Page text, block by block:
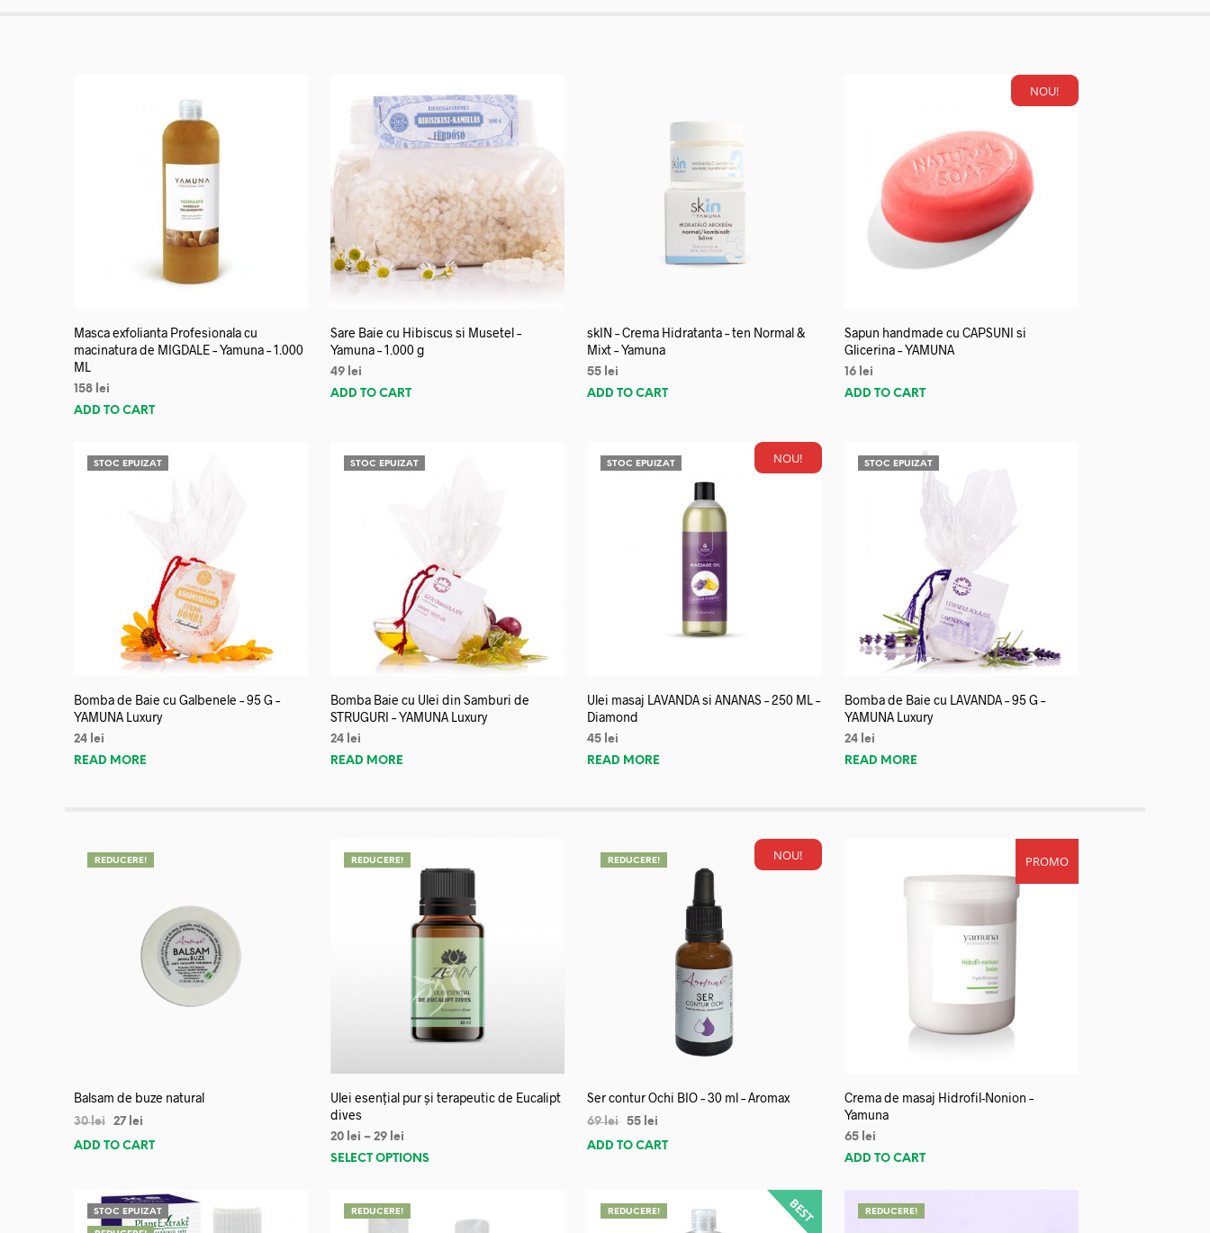
Masca exfolianta Profesionala cu
macinatura de MIGDALE – Yamuna – 1.000
ML
158 lei
ADD TO CART
Sare Baie cu Hibiscus si Musetel –
Yamuna – 1.000 g
49 lei
ADD TO CART
skIN – Crema Hidratanta – ten Normal &
Mixt – Yamuna
55 lei
ADD TO CART
NOU!
Sapun handmade cu CAPSUNI si
Glicerina – YAMUNA
16 lei
ADD TO CART
STOC EPUIZAT
Bomba de Baie cu Galbenele – 95 G –
YAMUNA Luxury
24 lei
READ MORE
STOC EPUIZAT
Bomba Baie cu Ulei din Samburi de
STRUGURI – YAMUNA Luxury
24 lei
READ MORE
NOU!
STOC EPUIZAT
Ulei masaj LAVANDA si ANANAS – 250 ML –
Diamond
45 lei
READ MORE
STOC EPUIZAT
Bomba de Baie cu LAVANDA – 95 G –
YAMUNA Luxury
24 lei
READ MORE
REDUCERE!
Balsam de buze natural
30lei 27 lei
ADD TO CART
REDUCERE!
Ulei esențial pur și terapeutic de Eucalipt
dives
20 lei –29 lei
SELECT OPTIONS
NOU!
REDUCERE!
Ser contur Ochi BIO – 30 ml – Aromax
69lei 55 lei
ADD TO CART
PROMO
Crema de masaj Hidrofil-Nonion –
Yamuna
65 lei
ADD TO CART
STOC EPUIZAT REDUCERE! REDUCERE! REDUCERE!